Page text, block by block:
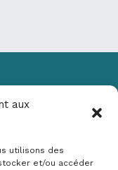
aux
utilisons des
et/ou accéder